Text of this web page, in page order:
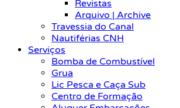
Revistas
Arquivo | Archive
Travessia do Canal
Nautiférias CNH
Serviços
Bomba de Combustível
Grua
Lic Pesca e Caça Sub
Centro de Formação